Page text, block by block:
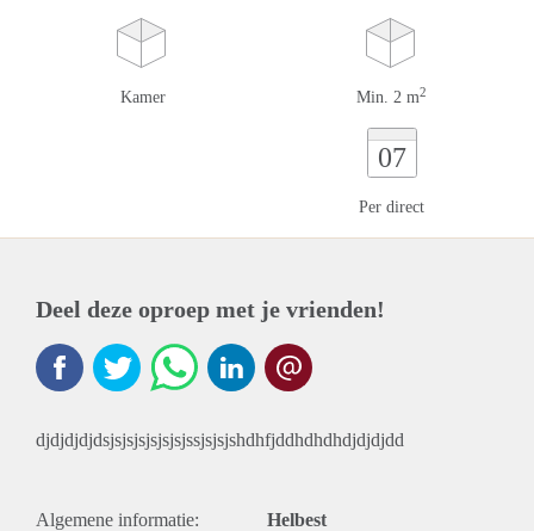
Kamer Min. 2 m2
07
Per direct
Deel deze oproep met je vrienden!
djdjdjdjdsjsjsjsjsjsjsjssjsjsjshdhfjddhdhdhdjdjdjdd
Algemene informatie: Helbest